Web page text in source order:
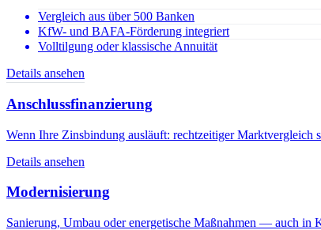
Vergleich aus über 500 Banken
KfW- und BAFA-Förderung integriert
Volltilgung oder klassische Annuität
Details ansehen
Anschlussfinanzierung
Wenn Ihre Zinsbindung ausläuft: rechtzeitiger Marktvergleich
Details ansehen
Modernisierung
Sanierung, Umbau oder energetische Maßnahmen — auch